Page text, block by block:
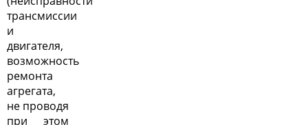
трансмиссии
и
двигателя,
возможность
ремонта
агрегата,
не проводя
при этом